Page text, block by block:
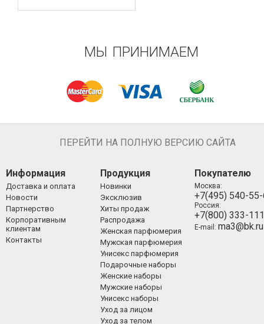
МЫ ПРИНИМАЕМ
ПЕРЕЙТИ НА ПОЛНУЮ ВЕРСИЮ САЙТА
Информация
Доставка и оплата
Новости
Партнерство
Корпоративным
клиентам
Контакты
Продукция
Новинки
Эксклюзив
Хиты продаж
Распродажа
Женская парфюмерия
Мужская парфюмерия
Унисекс парфюмерия
Подарочные наборы
Женские наборы
Мужские наборы
Унисекс наборы
Уход за лицом
Уход за телом
Покупателю
Москва:
+7(495) 540-
Россия:
+7(800) 333-
E-mail: ma3@bk.ru